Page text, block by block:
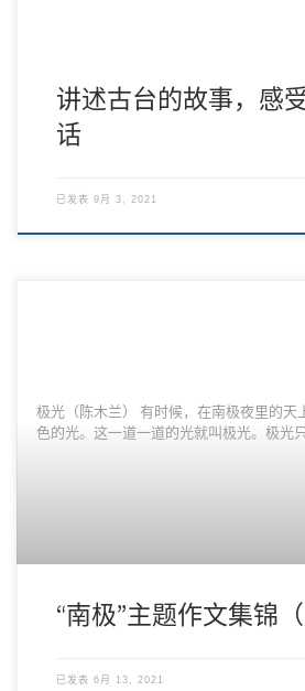
讲述古台的故事，感
话
已发表 9月 3, 2021
极光（陈木兰） 有时候，在南极夜里的天
色的光。这一道一道的光就叫极光。极光
“南极”主题作文集锦（
已发表 6月 13, 2021